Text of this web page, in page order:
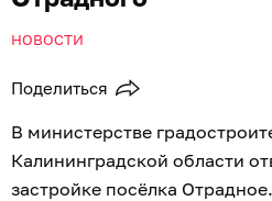
НОВОСТИ
Поделиться
В министерстве
Калининградской области
застройке посёлка